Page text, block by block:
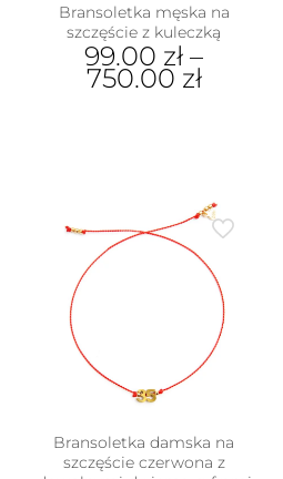
Bransoletka męska na
szczęście z kuleczką
99.00 zł –
750.00 zł
Opcje
można
wybrać
Bransoletka damska na
szczęście czerwona z